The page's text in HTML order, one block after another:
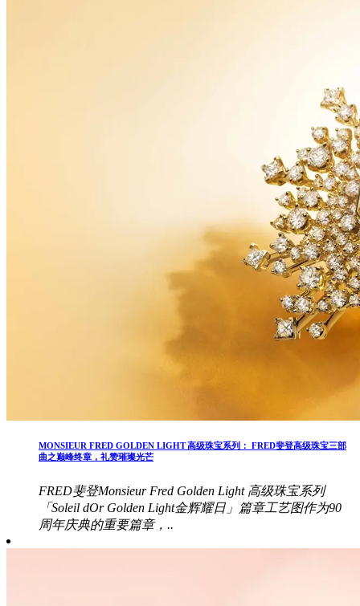
MONSIEUR FRED GOLDEN LIGHT 高级珠宝系列： FRED斐登高级珠宝三部
曲之巅峰终章，礼赞璀璨光芒
FRED斐登Monsieur Fred Golden Light 高级珠宝系列
「Soleil dOr Golden Light金辉耀日」篇章工艺图作为90
周年庆典的重要篇章，..